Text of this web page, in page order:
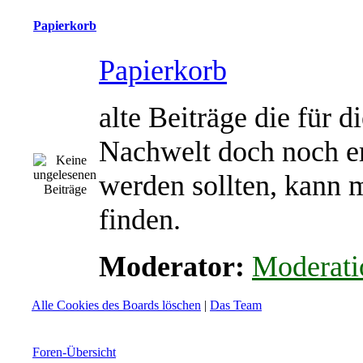
Papierkorb
Papierkorb
alte Beiträge die für
Nachwelt doch noch
werden sollten, kann
finden.
Moderator:
Alle Cookies des Boards löschen | Das Team
Foren-Übersicht